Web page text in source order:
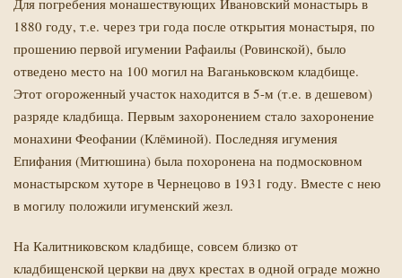
Для погребения монашествующих Ивановский монастырь в
1880 году, т.е. через три года после открытия монастыря, по
прошению первой игумении Рафаилы (Ровинской), было
отведено место на 100 могил на Ваганьковском кладбище.
Этот огороженный участок находится в 5-м (т.е. в дешевом)
разряде кладбища. Первым захоронением стало захоронение
монахини Феофании (Клёминой). Последняя игумения
Епифания (Митюшина) была похоронена на подмосковном
монастырском хуторе в Чернецово в 1931 году. Вместе с нею
в могилу положили игуменский жезл.
На Калитниковском кладбище, совсем близко от
кладбищенской церкви на двух крестах в одной ограде можно